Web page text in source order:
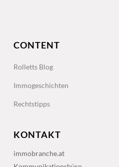
CONTENT
Rolletts Blog
Immogeschichten
Rechtstipps
KONTAKT
immobranche.at